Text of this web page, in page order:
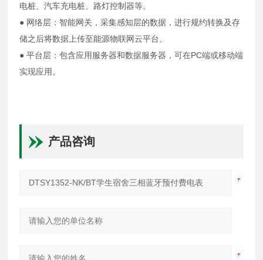
电桩、汽车充电桩、路灯控制器等。
● 网络层：智能网关，采集感知层的数据，进行规约转换及存
储之后将数据上传至能源物联网云平台。
● 平台层：包含应用服务器和数据服务器，可在PC端或移动端
实现应用。
产品咨询